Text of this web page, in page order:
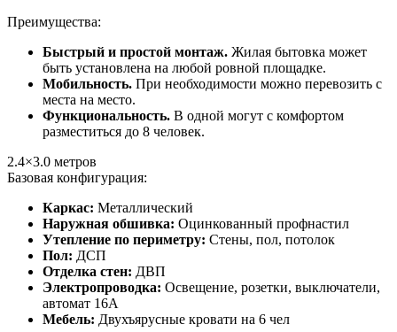
Преимущества:
Быстрый и простой монтаж. Жилая бытовка может
быть установлена на любой ровной площадке.
Мобильность. При необходимости можно перевозить с
места на место.
Функциональность. В одной могут с комфортом
разместиться до 8 человек.
2.4×3.0 метров
Базовая конфигурация:
Каркас: Металлический
Наружная обшивка: Оцинкованный профнастил
Утепление по периметру: Стены, пол, потолок
Пол: ДСП
Отделка стен: ДВП
Электропроводка: Освещение, розетки, выключатели,
автомат 16А
Мебель: Двухъярусные кровати на 6 чел